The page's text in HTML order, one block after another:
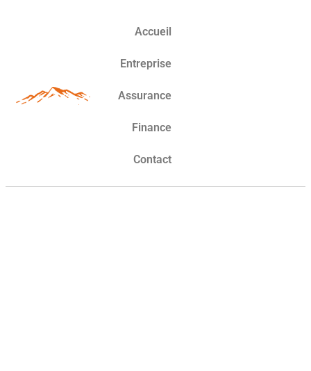
Accueil
Entreprise
Assurance
Finance
Contact